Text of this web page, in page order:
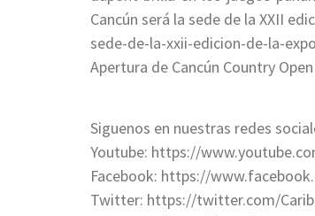
Cancún será la sede de la XXII
sede-de-la-xxii-edicion-de-la-
Apertura de Cancún Country
Siguenos en nuestras redes
Youtube: https://
Facebook: https://
Twitter: https://twitter.com/